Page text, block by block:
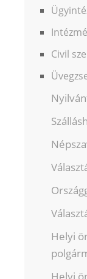
Civil
Helyi